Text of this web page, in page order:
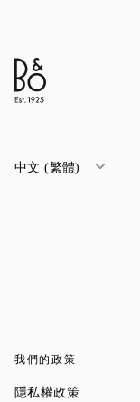
中文 (繁體)
我們的政策
隱私權政策Link